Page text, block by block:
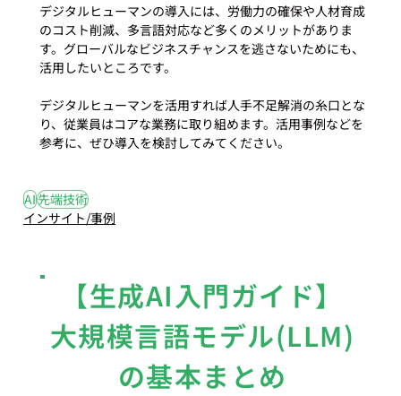
デジタルヒューマンの導入には、労働力の確保や人材育成
のコスト削減、多言語対応など多くのメリットがありま
す。グローバルなビジネスチャンスを逃さないためにも、
活用したいところです。
デジタルヒューマンを活用すれば人手不足解消の糸口とな
り、従業員はコアな業務に取り組めます。活用事例などを
参考に、ぜひ導入を検討してみてください。
AI先端技術
インサイト/事例
【生成AI入門ガイド】
大規模言語モデル(LLM)
の基本まとめ